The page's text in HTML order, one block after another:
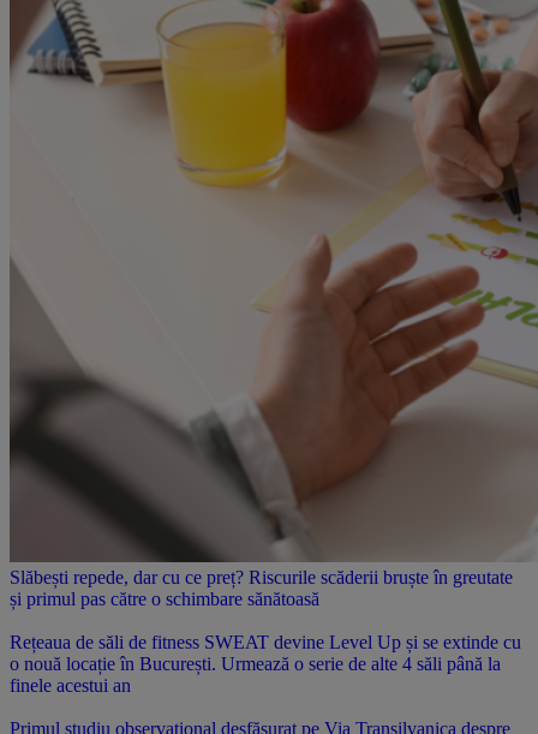
Slăbești repede, dar cu ce preț? Riscurile scăderii bruște în greutate
și primul pas către o schimbare sănătoasă
Rețeaua de săli de fitness SWEAT devine Level Up și se extinde cu
o nouă locație în București. Urmează o serie de alte 4 săli până la
finele acestui an
Primul studiu observațional desfășurat pe Via Transilvanica despre